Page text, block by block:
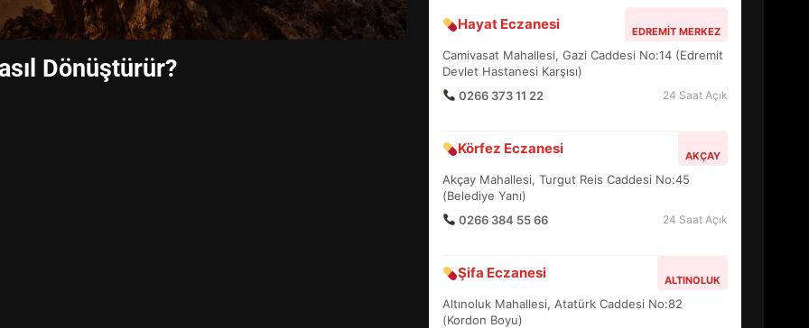
Dönüştürür?
Hayat Eczanesi EDREMIT MERKEZ
Camivasat Mahallesi, Gazi Caddesi No:14 (Edremit
Devlet Hastanesi Karşısı)
0266 373 11 22
24 Saat Açık
Körfez Eczanesi AKÇAY
Akçay Mahallesi, Turgut Reis Caddesi No:45
(Belediye Yanı)
0266 384 55 66
24 Saat Açık
Şifa Eczanesi ALTINOLUK
Altınoluk Mahallesi, Atatürk Caddesi No:82
(Kordon Boyu)
5
BALIKESİR MÜZELERİNDE
SÜRE UZATILDI: NE DEĞİŞTİ?
6
BURHANİYE SATRANÇ
DEĞİŞTİRİYOR?
7
BURHANİYE
BELEDİYESPOR’DA YENİ
YÖNETİM NASIL ŞEKİLLENDİ?